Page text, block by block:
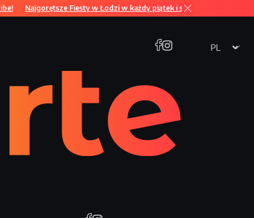
Najgorętsze Fiesty w Łodzi w każdy piątek i sobotę od 21:00! Feel